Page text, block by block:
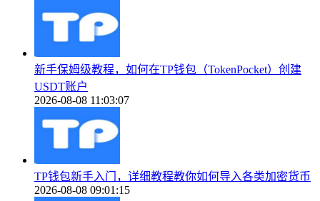
新手保姆级教程，如何在TP钱包（TokenPocket）创建
USDT账户
2026-08-08 11:03:07
TP钱包新手入门，详细教程教你如何导入各类加密货币
2026-08-08 09:01:15